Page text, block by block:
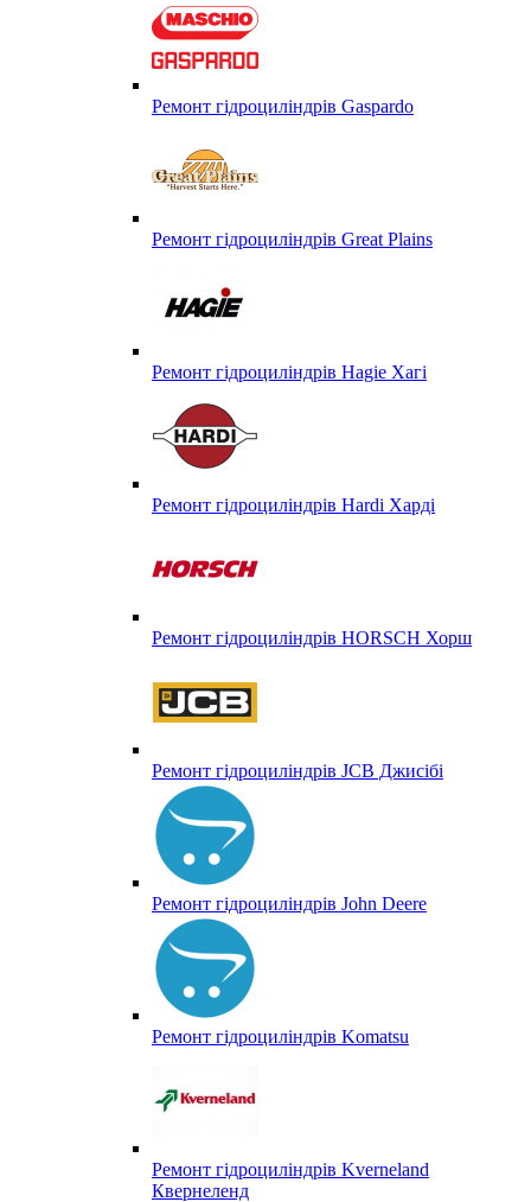
Ремонт гідроциліндрів Gaspardo
Ремонт гідроциліндрів Great Plains
Ремонт гідроциліндрів Hagie Хагі
Ремонт гідроциліндрів Hardi Харді
Ремонт гідроциліндрів HORSCH Хорш
Ремонт гідроциліндрів JCB Джисібі
Ремонт гідроциліндрів John Deere
Ремонт гідроциліндрів Komatsu
Ремонт гідроциліндрів Kverneland
Квернеленд